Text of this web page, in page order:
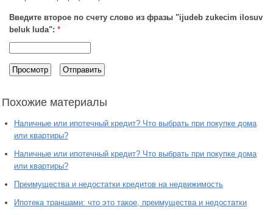
Введите второе по счету слово из фразы "ijudeb zukecim ilosuv
beluk luda": *
Похожие материалы
Наличные или ипотечный кредит? Что выбрать при покупке дома
или квартиры?
Наличные или ипотечный кредит? Что выбрать при покупке дома
или квартиры?
Преимущества и недостатки кредитов на недвижимость
Ипотека траншами: что это такое, преимущества и недостатки